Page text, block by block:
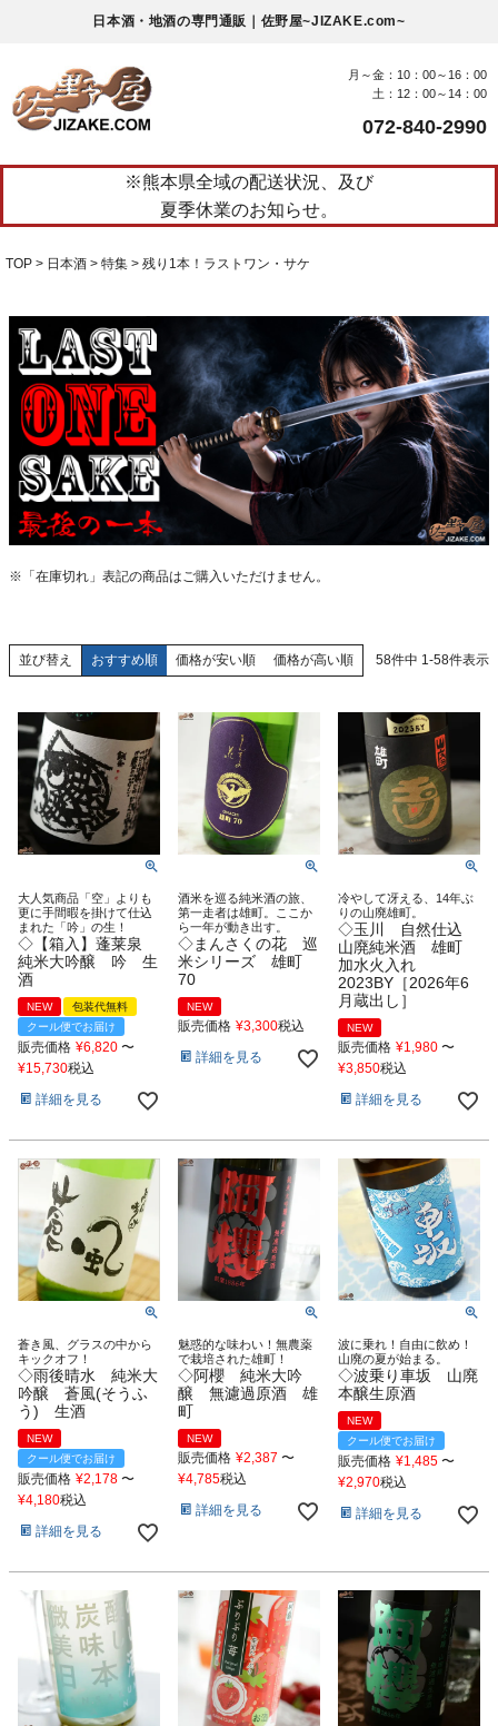
日本酒・地酒の専門通販｜佐野屋~JIZAKE.com~
月～金：10：00～16：00
土：12：00～14：00
072-840-2990
※熊本県全域の配送状況、及び
夏季休業のお知らせ。
TOP 日本酒 特集 残り1本！ラストワン・サケ
※「在庫切れ」表記の商品はご購入いただけません。
並び替え おすすめ順 価格が安い順 価格が高い順 58件中 1 -58件表示
大人気商品「空」よりも
更に手間暇を掛けて仕込
まれた「吟」の生！
◇【箱入】蓬莱泉
純米大吟醸 吟 生
酒
NEW
包装代無料
クール便でお届け
販売価格 ¥6,820 〜
¥15,730税込
詳細を見る
酒米を巡る純米酒の旅、
第一走者は雄町。ここか
ら一年が動き出す。
◇まんさくの花 巡
米シリーズ 雄町
70
NEW
販売価格 ¥3,300税込
詳細を見る
冷やして冴える、14年ぶ
りの山廃雄町。
◇玉川 自然仕込
山廃純米酒 雄町
加水火入れ
2023BY［2026年6
月蔵出し］
NEW
販売価格 ¥1,980 〜
¥3,850税込
詳細を見る
蒼き風、グラスの中から
キックオフ！
◇雨後晴水 純米大
吟醸 蒼風(そうふ
う) 生酒
NEW
クール便でお届け
販売価格 ¥2,178 〜
¥4,180税込
詳細を見る
魅惑的な味わい！無農薬
で栽培された雄町！
◇阿櫻 純米大吟
醸 無濾過原酒 雄
町
NEW
販売価格 ¥2,387 〜
¥4,785税込
詳細を見る
波に乗れ！自由に飲め！
山廃の夏が始まる。
◇波乗り車坂 山廃
本醸生原酒
NEW
クール便でお届け
販売価格 ¥1,485 〜
¥2,970税込
詳細を見る